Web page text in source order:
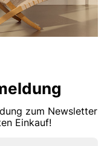
zum Newsletter
Einkauf!